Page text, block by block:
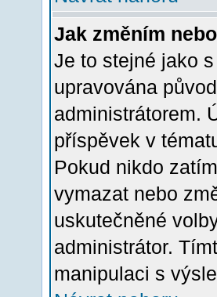
Jak změním
Je to stejné jako
upravována
administrátorem.
příspěvek v
Pokud nikdo
vymazat nebo
uskutečněné
administrátor.
manipulaci s